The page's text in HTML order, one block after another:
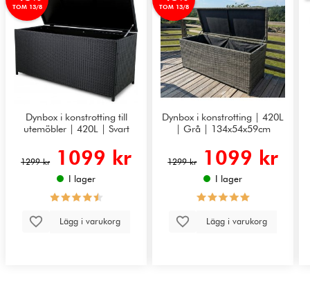
TOM 13/8
Dynbox i konstrotting till
utemöbler | 420L | Svart
1299 kr 1099 kr
I lager
Lägg i varukorg
TOM 13/8
Dynbox i konstrotting | 420L
| Grå | 134x54x59cm
1299 kr 1099 kr
I lager
Lägg i varukorg